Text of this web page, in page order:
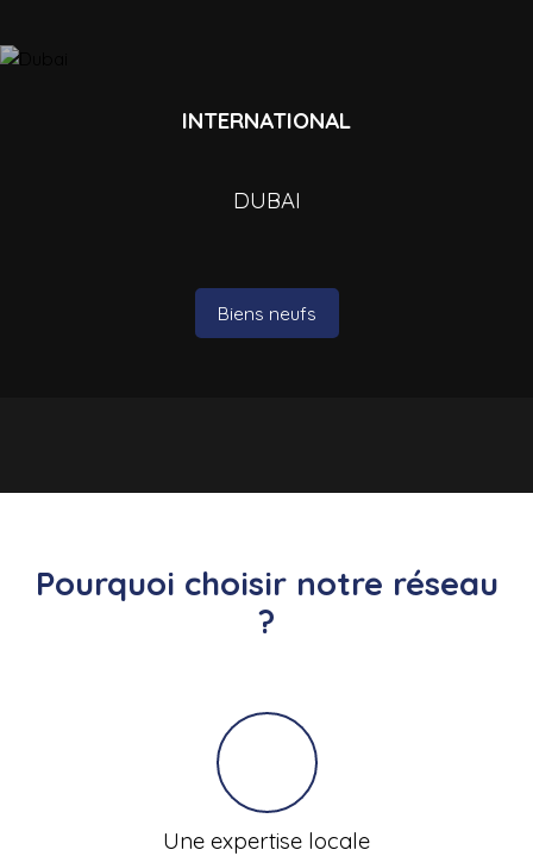
INTERNATIONAL
DUBAI
Biens neufs
Pourquoi choisir notre réseau
?
Une expertise locale